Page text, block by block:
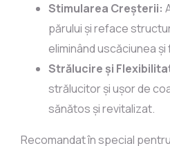
Stimularea Creșterii:
părului și reface
eliminând uscăciunea
Strălucire și
strălucitor și ușor de
sănătos și revitalizat.
Recomandat în special